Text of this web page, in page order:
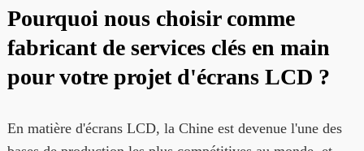
Pourquoi nous choisir comme
fabricant de services clés en main
pour votre projet d'écrans LCD ?
En matière d'écrans LCD, la Chine est devenue l'une des